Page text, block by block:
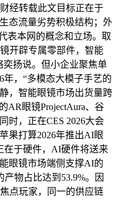
经转载此文目标正在于
态流量劣势积极结构；外
表本网的概念和立场。取
开辟专属零部件，智能
奕扬说。但小企业聚焦单
年，“多模态大模子手艺的
，智能眼镜市场出货量跨
AR眼镜ProjectAura、谷
时，正在CES 2026大会
果打算2026年推出AI眼
在于硬件，AI硬件将送来
眼镜市场端侧支撑AI的
物占比达到53.9%。因
点玩家，同一的供应链